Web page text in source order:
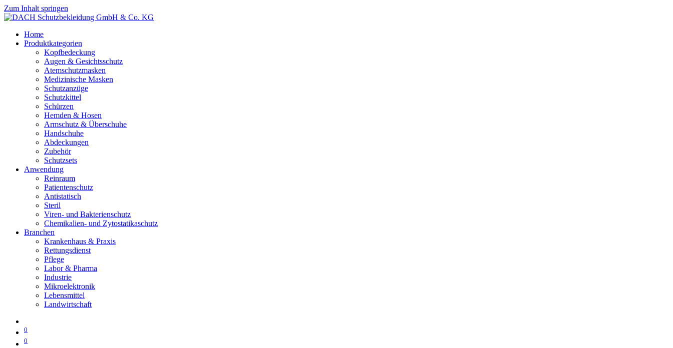
Zum Inhalt springen
Home
Produktkategorien
Kopfbedeckung
Augen & Gesichtsschutz
Atemschutzmasken
Medizinische Masken
Schutzanzüge
Schutzkittel
Schürzen
Hemden & Hosen
Armschutz & Überschuhe
Handschuhe
Abdeckungen
Zubehör
Schutzsets
Anwendung
Reinraum
Patientenschutz
Antistatisch
Steril
Viren- und Bakterienschutz
Chemikalien- und Zytostatikaschutz
Branchen
Krankenhaus & Praxis
Rettungsdienst
Pflege
Labor & Pharma
Industrie
Mikroelektronik
Lebensmittel
Landwirtschaft
0
0